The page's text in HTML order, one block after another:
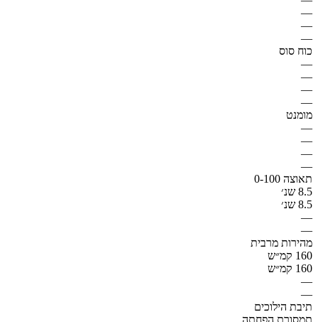
—
—
—
כוח סוס
—
—
—
—
מומנט
—
—
—
—
תאוצה 0-100
8.5 שנ׳
8.5 שנ׳
—
—
מהירות מרבית
160 קמ״ש
160 קמ״ש
—
—
תיבת הילוכים
תמסורת הפחתה